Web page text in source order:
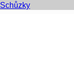
Schůzky